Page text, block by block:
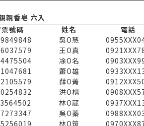
親香皂 六入
號碼 姓名
電話
吳O慧
王O真
凃O名
蕭O雄
薛O菁
洪O棋
林O葳
吳O蓁
林O筑